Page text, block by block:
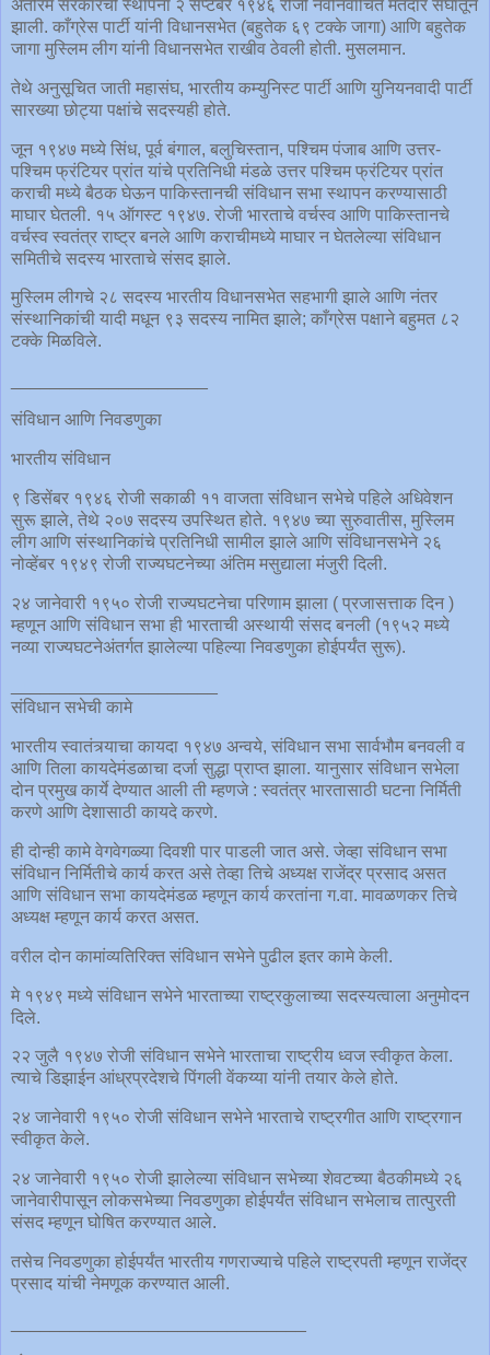
अंतरिम सरकारची स्थापना २ सप्टेंबर १९४६ रोजी नवनिर्वाचित मतदार संघातून
झाली. काँग्रेस पार्टी यांनी विधानसभेत (बहुतेक ६९ टक्के जागा) आणि बहुतेक
जागा मुस्लिम लीग यांनी विधानसभेत राखीव ठेवली होती. मुसलमान.
तेथे अनुसूचित जाती महासंघ, भारतीय कम्युनिस्ट पार्टी आणि युनियनवादी पार्टी
सारख्या छोट्या पक्षांचे सदस्यही होते.
जून १९४७ मध्ये सिंध, पूर्व बंगाल, बलुचिस्तान, पश्चिम पंजाब आणि उत्तर-
पश्चिम फ्रंटियर प्रांत यांचे प्रतिनिधी मंडळे उत्तर पश्चिम फ्रंटियर प्रांत
कराची मध्ये बैठक घेऊन पाकिस्तानची संविधान सभा स्थापन करण्यासाठी
माघार घेतली. १५ ऑगस्ट १९४७. रोजी भारताचे वर्चस्व आणि पाकिस्तानचे
वर्चस्व स्वतंत्र राष्ट्र बनले आणि कराचीमध्ये माघार न घेतलेल्या संविधान
समितीचे सदस्य भारताचे संसद झाले.
मुस्लिम लीगचे २८ सदस्य भारतीय विधानसभेत सहभागी झाले आणि नंतर
संस्थानिकांची यादी मधून ९३ सदस्य नामित झाले; काँग्रेस पक्षाने बहुमत ८२
टक्के मिळविले.
संविधान आणि निवडणुका
भारतीय संविधान
९ डिसेंबर १९४६ रोजी सकाळी ११ वाजता संविधान सभेचे पहिले अधिवेशन
सुरू झाले, तेथे २०७ सदस्य उपस्थित होते. १९४७ च्या सुरुवातीस, मुस्लिम
लीग आणि संस्थानिकांचे प्रतिनिधी सामील झाले आणि संविधानसभेने २६
नोव्हेंबर १९४९ रोजी राज्यघटनेच्या अंतिम मसुद्याला मंजुरी दिली.
२४ जानेवारी १९५० रोजी राज्यघटनेचा परिणाम झाला ( प्रजासत्ताक दिन )
म्हणून आणि संविधान सभा ही भारताची अस्थायी संसद बनली (१९५२ मध्ये
नव्या राज्यघटनेअंतर्गत झालेल्या पहिल्या निवडणुका होईपर्यंत सुरू).
संविधान सभेची कामे
भारतीय स्वातंत्र्याचा कायदा १९४७ अन्वये, संविधान सभा सार्वभौम बनवली व
आणि तिला कायदेमंडळाचा दर्जा सुद्धा प्राप्त झाला. यानुसार संविधान सभेला
दोन प्रमुख कार्ये देण्यात आली ती म्हणजे : स्वतंत्र भारतासाठी घटना निर्मिती
करणे आणि देशासाठी कायदे करणे.
ही दोन्ही कामे वेगवेगळ्या दिवशी पार पाडली जात असे. जेव्हा संविधान सभा
संविधान निर्मितीचे कार्य करत असे तेव्हा तिचे अध्यक्ष राजेंद्र प्रसाद असत
आणि संविधान सभा कायदेमंडळ म्हणून कार्य करतांना ग.वा. मावळणकर तिचे
अध्यक्ष म्हणून कार्य करत असत.
वरील दोन कामांव्यतिरिक्त संविधान सभेने पुढील इतर कामे केली.
मे १९४९ मध्ये संविधान सभेने भारताच्या राष्ट्रकुलाच्या सदस्यत्वाला अनुमोदन
दिले.
२२ जुलै १९४७ रोजी संविधान सभेने भारताचा राष्ट्रीय ध्वज स्वीकृत केला.
त्याचे डिझाईन आंध्रप्रदेशचे पिंगली वेंकय्या यांनी तयार केले होते.
२४ जानेवारी १९५० रोजी संविधान सभेने भारताचे राष्ट्रगीत आणि राष्ट्रगान
स्वीकृत केले.
२४ जानेवारी १९५० रोजी झालेल्या संविधान सभेच्या शेवटच्या बैठकीमध्ये २६
जानेवारीपासून लोकसभेच्या निवडणुका होईपर्यंत संविधान सभेलाच तात्पुरती
संसद म्हणून घोषित करण्यात आले.
तसेच निवडणुका होईपर्यंत भारतीय गणराज्याचे पहिले राष्ट्रपती म्हणून राजेंद्र
प्रसाद यांची नेमणूक करण्यात आली.